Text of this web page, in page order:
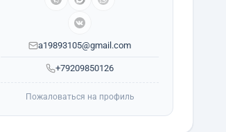
+79209850126
a19893105@gmail.com
Пожаловаться на профиль